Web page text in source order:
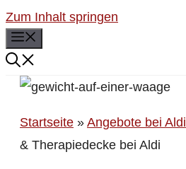
Zum Inhalt springen
Startseite » Angebote bei Aldi
& Therapiedecke bei Aldi